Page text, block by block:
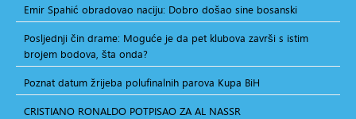
Emir Spahić obradovao naciju: Dobro došao sine bosanski
Posljednji čin drame: Moguće je da pet klubova završi s istim
brojem bodova, šta onda?
Poznat datum žrijeba polufinalnih parova Kupa BiH
CRISTIANO RONALDO POTPISAO ZA AL NASSR